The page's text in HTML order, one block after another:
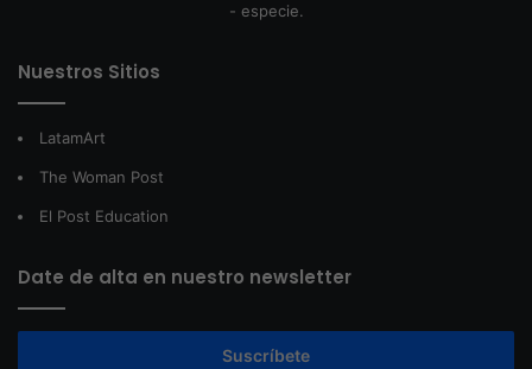
- especie.
Nuestros Sitios
LatamArt
The Woman Post
El Post Education
Date de alta en nuestro newsletter
Suscríbete